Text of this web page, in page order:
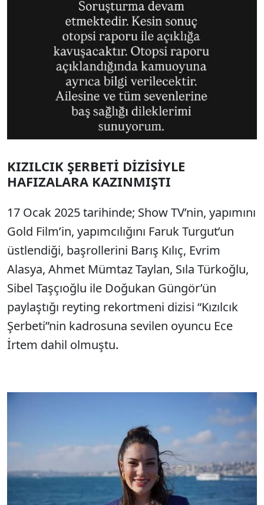
KIZILCIK ŞERBETİ DİZİSİYLE
HAFIZALARA KAZINMIŞTI
17 Ocak 2025 tarihinde; Show TV’nin, yapımını
Gold Film’in, yapımcılığını Faruk Turgut’un
üstlendiği, başrollerini Barış Kılıç, Evrim
Alasya, Ahmet Mümtaz Taylan, Sıla Türkoğlu,
Sibel Taşçıoğlu ile Doğukan Güngör’ün
paylaştığı reyting rekortmeni dizisi “Kızılcık
Şerbeti”nin kadrosuna sevilen oyuncu Ece
İrtem dahil olmuştu.